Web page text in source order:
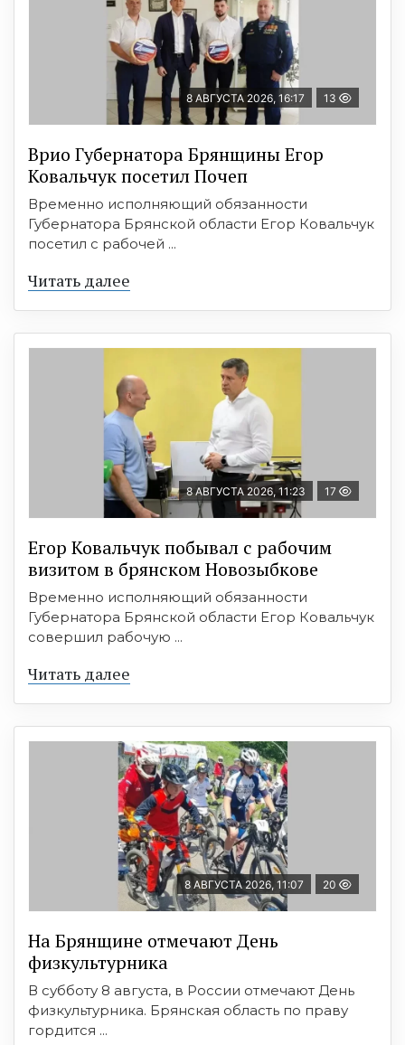
8 АВГУСТА 2026, 16:17 13
Врио Губернатора Брянщины Егор
Ковальчук посетил Почеп
Временно исполняющий обязанности
Губернатора Брянской области Егор Ковальчук
посетил с рабочей ...
Читать далее
8 АВГУСТА 2026, 11:23 17
Егор Ковальчук побывал с рабочим
визитом в брянском Новозыбкове
Временно исполняющий обязанности
Губернатора Брянской области Егор Ковальчук
совершил рабочую ...
Читать далее
8 АВГУСТА 2026, 11:07 20
На Брянщине отмечают День
физкультурника
В субботу 8 августа, в России отмечают День
физкультурника. Брянская область по праву
гордится ...